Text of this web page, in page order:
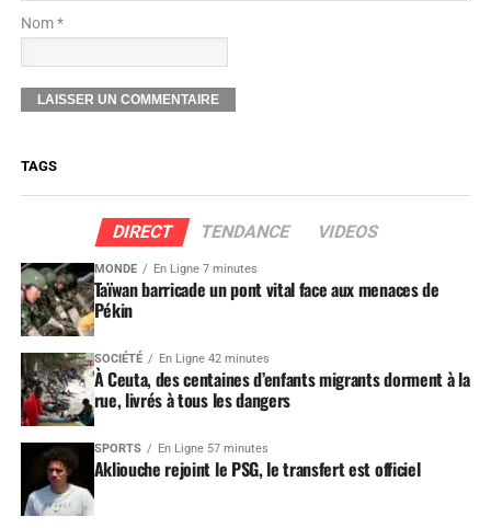
Nom *
TAGS
DIRECT TENDANCE VIDEOS
MONDE En Ligne 7 minutes
Taïwan barricade un pont vital face aux menaces de
Pékin
SOCIÉTÉ En Ligne 42 minutes
À Ceuta, des centaines d’enfants migrants dorment à la
rue, livrés à tous les dangers
SPORTS En Ligne 57 minutes
Akliouche rejoint le PSG, le transfert est officiel